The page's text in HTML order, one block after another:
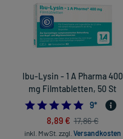
Ibu-Lysin - 1 A Pharma 400
mg Filmtabletten, 50 St
5.0
9*
8,89 € 17,86 €
inkl. MwSt. zzgl. Versandkosten